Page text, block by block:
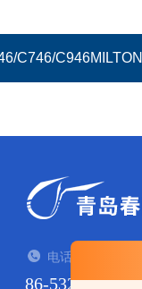
您好
C746/C946MILTON
电话：TEL
86-532-